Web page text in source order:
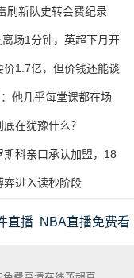
刷新队史转会费纪录
场1分钟，英超下月开
1.7亿，但价钱还能谈
他几乎每堂课都在场
在犹豫什么？
科亲口承认加盟，18
弈进入读秒阶段
直播 NBA直播免费看